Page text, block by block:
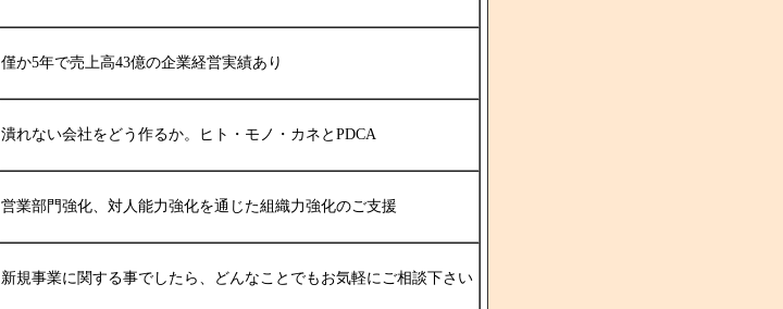
僅か5年で売上高43億の企業経営実績あり
潰れない会社をどう作るか。ヒト・モノ・カネとPDCA
営業部門強化、対人能力強化を通じた組織力強化のご支援
新規事業に関する事でしたら、どんなことでもお気軽にご相談下さい